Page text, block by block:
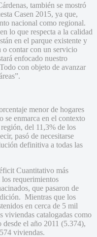
también se mostró
Casen 2015, ya que,
nacional como regional.
lo que respecta a la calidad
en el parque existente y
o contar con un servicio
enfocado nuestro
con objeto de avanzar
menor de hogares
se enmarca en el contexto
del 11,3% de los
pasó de necesitarse
definitiva a todas las
Cuantitativo más
los requerimientos
que pasaron de
Mientras que los
en cerca de 5 mil
viviendas catalogadas como
desde el año 2011 (5.374),
viviendas.